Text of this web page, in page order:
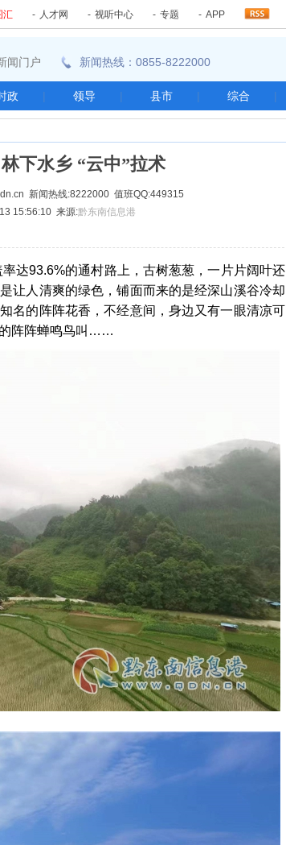
汇 - 人才网 - 视听中心 - 专题 - APP
闻门户 新闻热线：0855-8222000
政 | 领导 | 县市 | 综合 |
下水乡 “云中”拉术
新闻热线:8222000 值班QQ:449315
15:56:10 来源:黔东南信息港
93.6%的通村路上，古树葱葱，一片片阔叶还
让人清爽的绿色，铺面而来的是经深山溪谷冷却
名的阵阵花香，不经意间，身边又有一眼清凉可
的阵阵蝉鸣鸟叫……